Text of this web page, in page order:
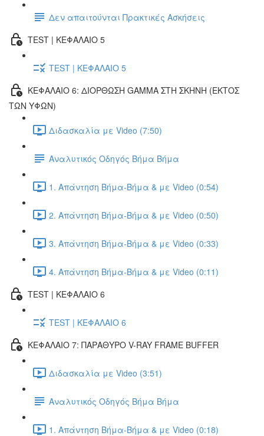
Δεν απαιτούνται Πρακτικές Ασκήσεις
TEST | ΚΕΦΑΛΑΙΟ 5
TEST | ΚΕΦΑΛΑΙΟ 5
ΚΕΦΑΛΑΙΟ 6: ΔΙΟΡΘΩΣΗ GAMMA ΣΤΗ ΣΚΗΝΗ (ΕΚΤOΣ
ΤΩΝ ΥΦΩΝ)
Διδασκαλία με Video (7:50)
Αναλυτικός Οδηγός Βήμα Βήμα
1. Απάντηση Βήμα-Βήμα & με Video (0:54)
2. Απάντηση Βήμα-Βήμα & με Video (0:50)
3. Απάντηση Βήμα-Βήμα & με Video (0:33)
4. Απάντηση Βήμα-Βήμα & με Video (0:11)
TEST | ΚΕΦΑΛΑΙΟ 6
TEST | ΚΕΦΑΛΑΙΟ 6
ΚΕΦΑΛΑΙΟ 7: ΠΑΡΑΘΥΡΟ V-RAY FRAME BUFFER
Διδασκαλία με Video (3:51)
Αναλυτικός Οδηγός Βήμα Βήμα
1. Απάντηση Βήμα-Βήμα & με Video (0:18)